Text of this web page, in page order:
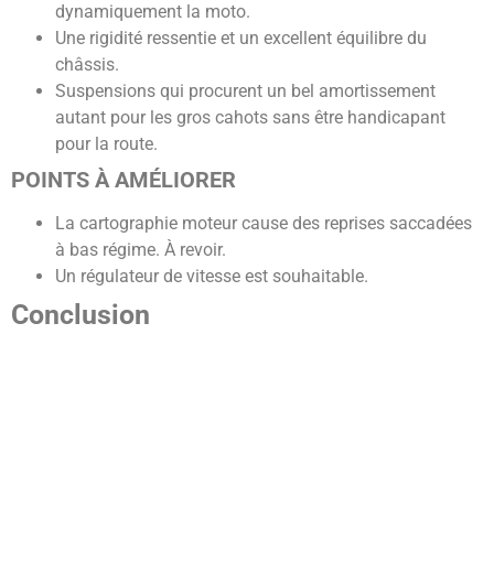
dynamiquement la moto.
Une rigidité ressentie et un excellent équilibre du
châssis.
Suspensions qui procurent un bel amortissement
autant pour les gros cahots sans être handicapant
pour la route.
POINTS À AMÉLIORER
La cartographie moteur cause des reprises saccadées
à bas régime. À revoir.
Un régulateur de vitesse est souhaitable.
Conclusion